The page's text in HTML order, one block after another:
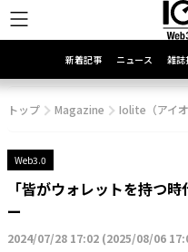
新着記事 ニュース 雑誌
トップ Magazine Iolite（アイ
Web3.0
「皆がウォレットを持つ
ー
2024/07/28 17:02 (2025/08/06